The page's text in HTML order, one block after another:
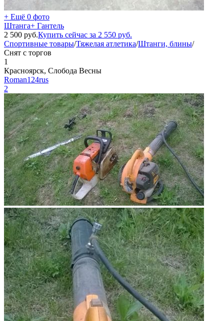
+ Ещё 0 фото
Штанга+ Гантель
2 500 руб.Купить сейчас за 2 550 руб.
Спортивные товары/Тяжелая атлетика/Штанги, блины/
Снят с торгов
1
Красноярск, Слобода Весны
Roman124rus
2